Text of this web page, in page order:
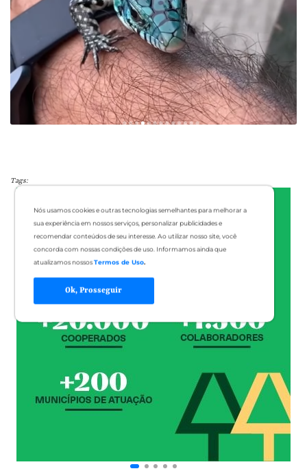
Nós usamos cookies e outras tecnologias semelhantes para melhorar a
sua experiência em nossos serviços, personalizar publicidades e
recomendar conteúdos de seu interesse. Ao utilizar nosso site, você
concorda com nossas condições de uso. Informamos ainda que
atualizamos nossosTermos de Uso.
Ok, Prosseguir
Tags: